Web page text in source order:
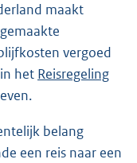
maakt
vergoed
het Reisregeling
belang
een reis naar een